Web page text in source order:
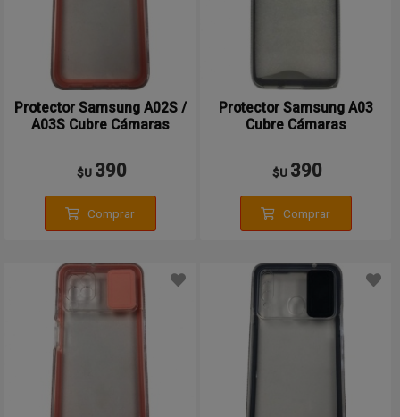
Protector Samsung A02S /
A03S Cubre Cámaras
$U 390
Comprar
Protector Samsung A03
Cubre Cámaras
$U 390
Comprar